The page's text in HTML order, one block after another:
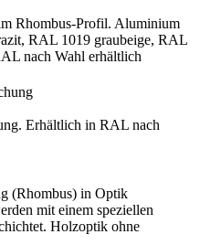
Rhombus-Profil. Aluminium
RAL 1019 graubeige, RAL
nach Wahl erhältlich
Erhältlich in RAL nach